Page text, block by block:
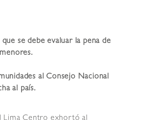
se debe evaluar la pena de
al Consejo Nacional
al país.